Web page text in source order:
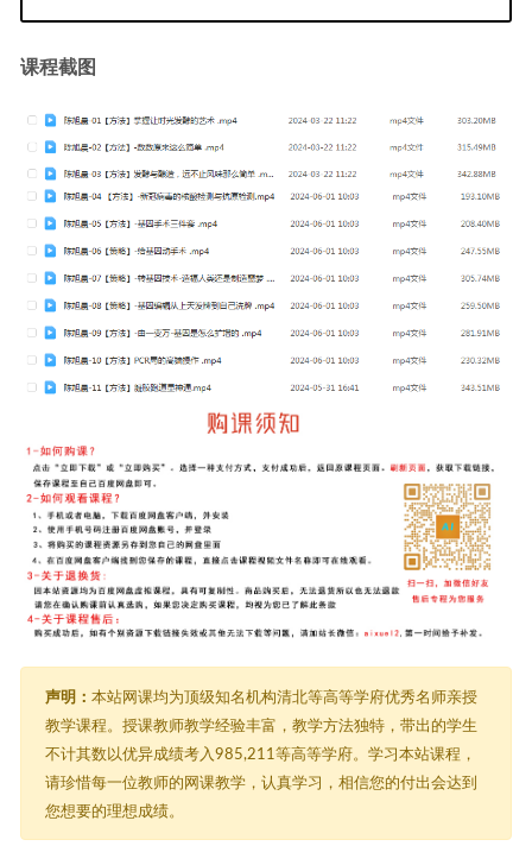
课程截图
声明： 本站网课均为顶级知名机构清北等高等学府优秀名师亲授
教学课程。授课教师教学经验丰富，教学方法独特，带出的学生
不计其数以优异成绩考入985,211等高等学府。学习本站课程，
请珍惜每一位教师的网课教学，认真学习，相信您的付出会达到
您想要的理想成绩。